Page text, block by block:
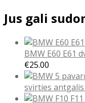
Jus gali
BMW E60 E61
€25.00
svirties antgalis